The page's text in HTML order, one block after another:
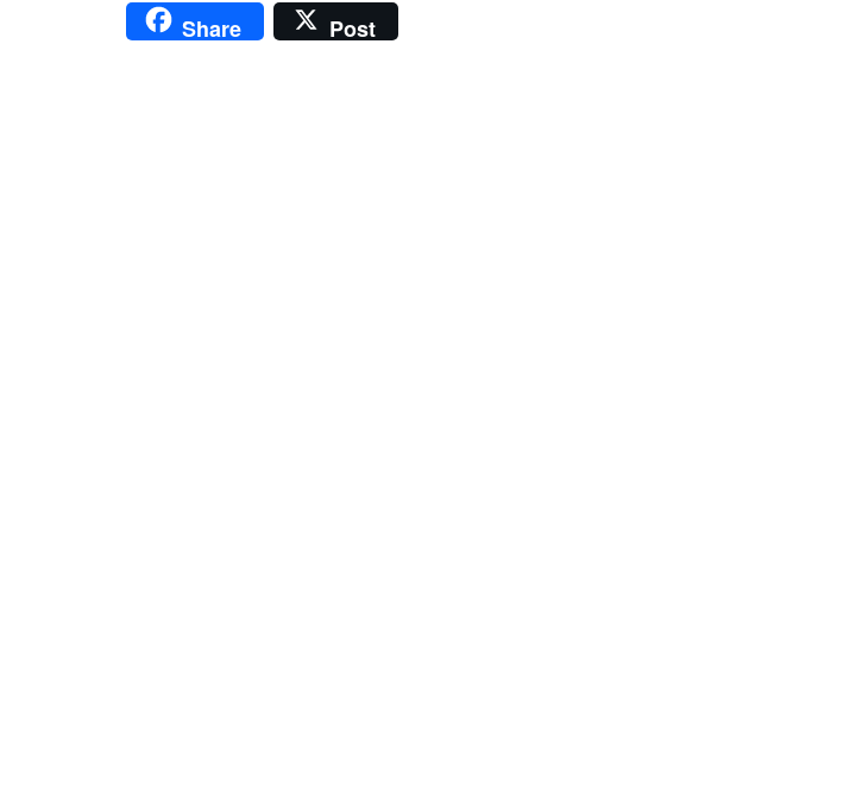
Share Post